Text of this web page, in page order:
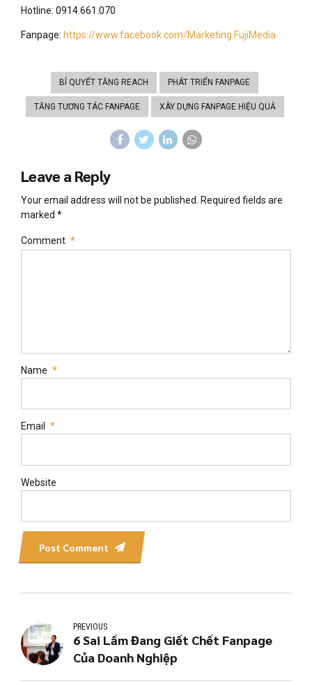
Hotline: 0914.661.070
Fanpage: https://www.facebook.com/Marketing.FujiMedia
BÍ QUYẾT TĂNG REACH PHÁT TRIỂN FANPAGE
TĂNG TƯƠNG TÁC FANPAGE XÂY DỰNG FANPAGE HIỆU QUẢ
Leave a Reply
Your email address will not be published. Required fields are
marked *
Comment *
Name *
Email *
Website
Post Comment
PREVIOUS
6 Sai Lầm Đang Giết Chết Fanpage
Của Doanh Nghiệp